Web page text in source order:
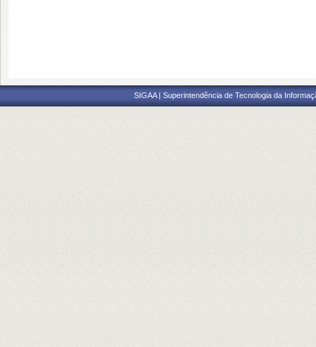
SIGAA | Superintendência de Tecnologia da